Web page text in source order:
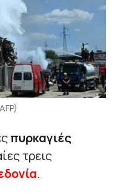
πυρκαγιές
τρεις
.